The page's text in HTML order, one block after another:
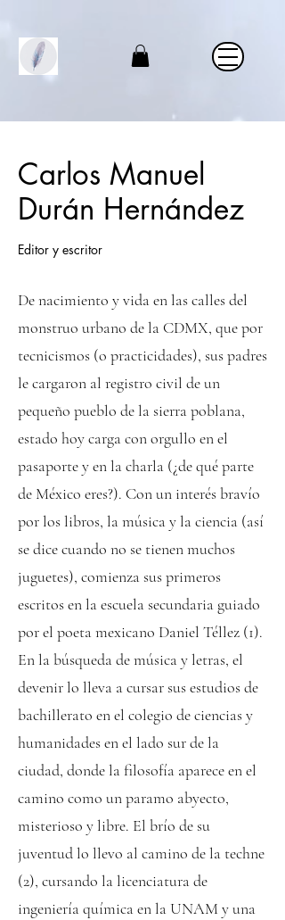
Carlos Manuel
Durán Hernández
Editor y escritor
De nacimiento y vida en las calles del
monstruo urbano de la CDMX, que por
tecnicismos (o practicidades), sus padres
le cargaron al registro civil de un
pequeño pueblo de la sierra poblana,
estado hoy carga con orgullo en el
pasaporte y en la charla (¿de qué parte
de México eres?). Con un interés bravío
por los libros, la música y la ciencia (así
se dice cuando no se tienen muchos
juguetes), comienza sus primeros
escritos en la escuela secundaria guiado
por el poeta mexicano Daniel Téllez (1).
En la búsqueda de música y letras, el
devenir lo lleva a cursar sus estudios de
bachillerato en el colegio de ciencias y
humanidades en el lado sur de la
ciudad, donde la filosofía aparece en el
camino como un paramo abyecto,
misterioso y libre. El brío de su
juventud lo llevo al camino de la techne
(2), cursando la licenciatura de
ingeniería química en la UNAM y una